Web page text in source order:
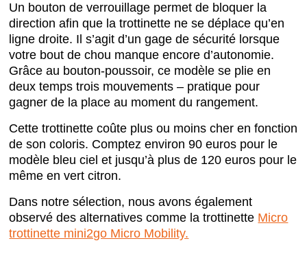
Un bouton de verrouillage permet de bloquer la
direction afin que la trottinette ne se déplace qu’en
ligne droite. Il s’agit d’un gage de sécurité lorsque
votre bout de chou manque encore d’autonomie.
Grâce au bouton-poussoir, ce modèle se plie en
deux temps trois mouvements – pratique pour
gagner de la place au moment du rangement.
Cette trottinette coûte plus ou moins cher en fonction
de son coloris. Comptez environ 90 euros pour le
modèle bleu ciel et jusqu’à plus de 120 euros pour le
même en vert citron.
Dans notre sélection, nous avons également
observé des alternatives comme la trottinette Micro
trottinette mini2go Micro Mobility.